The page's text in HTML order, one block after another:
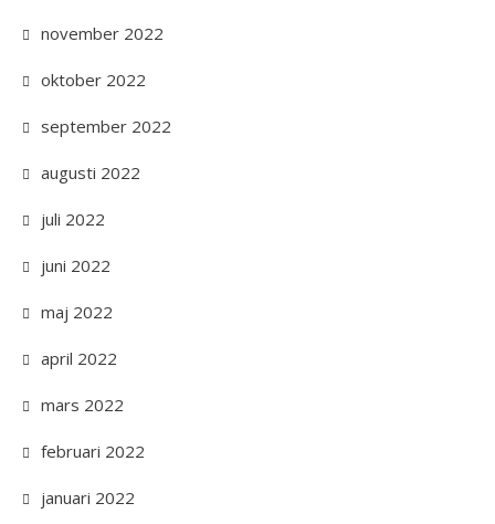
november 2022
oktober 2022
september 2022
augusti 2022
juli 2022
juni 2022
maj 2022
april 2022
mars 2022
februari 2022
januari 2022